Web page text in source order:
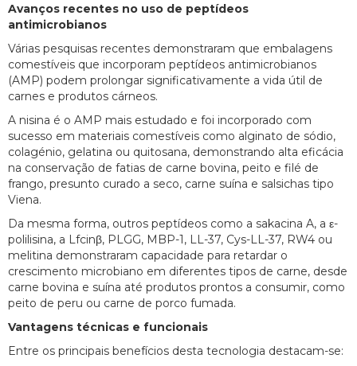
Avanços recentes no uso de peptídeos
antimicrobianos
Várias pesquisas recentes demonstraram que embalagens
comestíveis que incorporam peptídeos antimicrobianos
(AMP) podem prolongar significativamente a vida útil de
carnes e produtos cárneos.
A nisina é o AMP mais estudado e foi incorporado com
sucesso em materiais comestíveis como alginato de sódio,
colagénio, gelatina ou quitosana, demonstrando alta eficácia
na conservação de fatias de carne bovina, peito e filé de
frango, presunto curado a seco, carne suína e salsichas tipo
Viena.
Da mesma forma, outros peptídeos como a sakacina A, a ε-
polilisina, a Lfcinβ, PLGG, MBP-1, LL-37, Cys-LL-37, RW4 ou
melitina demonstraram capacidade para retardar o
crescimento microbiano em diferentes tipos de carne, desde
carne bovina e suína até produtos prontos a consumir, como
peito de peru ou carne de porco fumada.
Vantagens técnicas e funcionais
Entre os principais benefícios desta tecnologia destacam-se: